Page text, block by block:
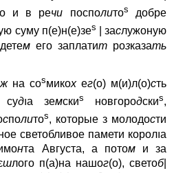
и в речи посполитоs
добре
суму п(е)н(е)зеs | заслужонyю
мего заплатитрозказать
жна соsмикохег(о) м(и)л(о)сть
судıa земскиs новгородскиs,
сполитоs, которые з молодости
светобливое памети королıa
нта Августа, а потоми за
шлого п(а)на нашог(о), светоб|